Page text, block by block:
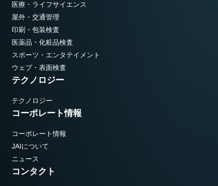
医療・ライフサイエンス
屋外・交通管理
印刷・包装検査
医薬品・化粧品検査
スポーツ・エンタテイメント
ウェブ・表面検査
テクノロジー
テクノロジー
コーポレート情報
コーポレート情報
JAIについて
ニュース
コンタクト